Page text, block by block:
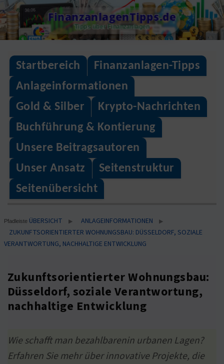
Skip
to
content
FinanzanlagenTipps.de
Tipps über Finanzanlagen
Startbereich
Finanzanlagen-Tipps
Anlageinformationen
Gold & Silber
Krypto-Nachrichten
Buchführung & Kontierung
Unsere Beitragsautoren
Unser Ansatz
Seitenstruktur
Seitenübersicht
Pfadleiste ÜBERSICHT ▶ ANLAGEINFORMATIONEN ▶
ZUKUNFTSORIENTIERTER WOHNUNGSBAU: DÜSSELDORF, SOZIALE
VERANTWORTUNG, NACHHALTIGE ENTWICKLUNG
Zukunftsorientierter Wohnungsbau:
Düsseldorf, soziale Verantwortung,
nachhaltige Entwicklung
Wie schafft man bezahlbarenin urbanen Lagen?
Erfahren Sie mehr über innovative Projekte, die